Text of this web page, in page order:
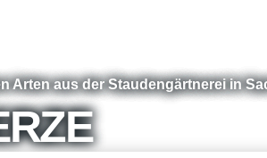
Arten aus der Staudengärtnerei in